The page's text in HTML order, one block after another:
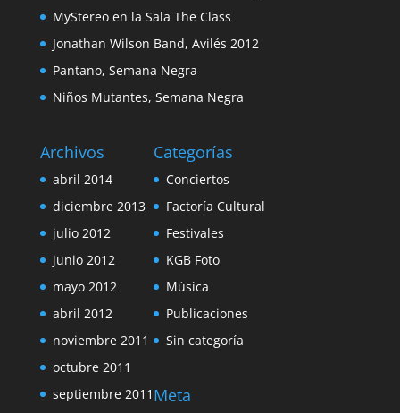
MyStereo en la Sala The Class
Jonathan Wilson Band, Avilés 2012
Pantano, Semana Negra
Niños Mutantes, Semana Negra
Archivos
abril 2014
diciembre 2013
julio 2012
junio 2012
mayo 2012
abril 2012
noviembre 2011
octubre 2011
septiembre 2011
Categorías
Conciertos
Factoría Cultural
Festivales
KGB Foto
Música
Publicaciones
Sin categoría
Meta